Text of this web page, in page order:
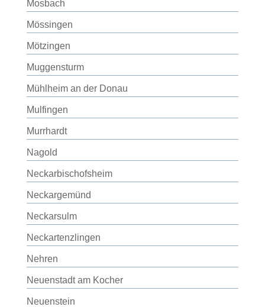
Mosbach
Mössingen
Mötzingen
Muggensturm
Mühlheim an der Donau
Mulfingen
Murrhardt
Nagold
Neckarbischofsheim
Neckargemünd
Neckarsulm
Neckartenzlingen
Nehren
Neuenstadt am Kocher
Neuenstein